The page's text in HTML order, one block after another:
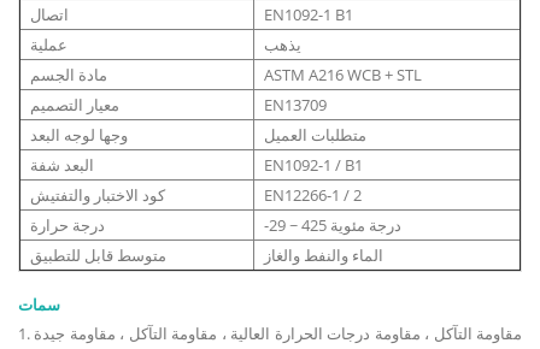
اتصال
EN1092-1 B1
عملية
يذهب
مادة الجسم
ASTM A216 WCB + STL
معيار التصميم
EN13709
وجها لوجه البعد
متطلبات العميل
البعد شفة
EN1092-1 / B1
كود الاختبار والتفتيش
EN12266-1 / 2
درجة حرارة
-29 ~ 425 درجة مئوية
متوسط ​​قابل للتطبيق
الماء والنفط والغاز
سمات
1. مقاومة التآكل ، مقاومة درجات الحرارة العالية ، مقاومة التآكل ، مقاومة جيدة